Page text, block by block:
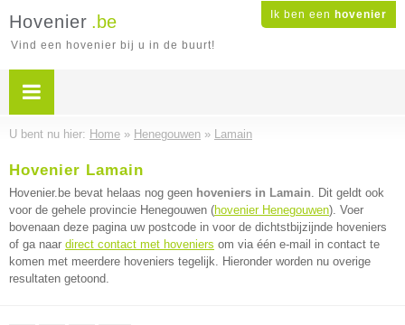
Ik ben een hovenier
Hovenier .be
Vind een hovenier bij u in de buurt!
U bent nu hier: Home » Henegouwen » Lamain
Hovenier Lamain
Hovenier.be bevat helaas nog geen hoveniers in Lamain. Dit geldt ook
voor de gehele provincie Henegouwen (hovenier Henegouwen). Voer
bovenaan deze pagina uw postcode in voor de dichtstbijzijnde hoveniers
of ga naar direct contact met hoveniers om via één e-mail in contact te
komen met meerdere hoveniers tegelijk. Hieronder worden nu overige
resultaten getoond.